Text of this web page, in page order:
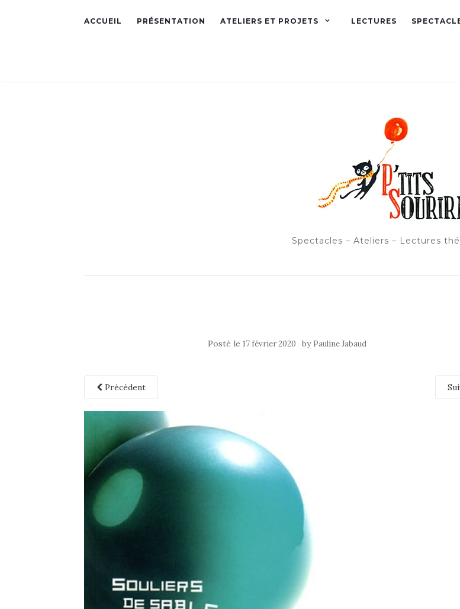
ACCUEIL PRÉSENTATION ATELIERS ET PROJETS LECTURES
Spectacles – Ateliers – Lectures
Posté le17 février 2020 by Pauline Jabaud
Précédent